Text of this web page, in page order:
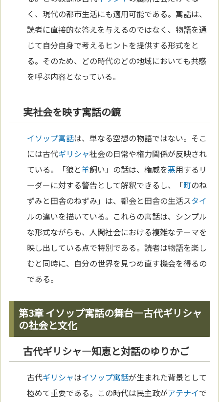
く、現代の都市生活にも適用可能である。寓話は、
読者に直接的な答えを与えるのではなく、物語を通
じて自分自身で考えるヒントを提供する形式をと
る。そのため、どの時代のどの地域においても共感
を呼ぶ内容となっている。
実社会を映す寓話の鏡
イソップ寓話は、単なる空想の物語ではない。そこ
には古代ギリシャ社会の日常や権力関係が反映され
ている。「狼と羊飼い」の話は、権威を悪用するリ
ーダーに対する警告として解釈できるし、「町のね
ずみと田舎のねずみ」は、都会と田舎の生活スタイ
ルの違いを描いている。これらの寓話は、シンプル
な形式ながらも、人間社会における複雑なテーマを
映し出している点で特別である。読者は物語を楽し
むと同時に、自分の世界を見つめ直す機会を得るの
である。
第3章 イソップ寓話の舞台—古代ギリシャ
の社会と文化
古代ギリシャ—知恵と対話のゆりかご
古代ギリシャはイソップ寓話が生まれた背景として
極めて重要である。この時代は民主政がアテナイで